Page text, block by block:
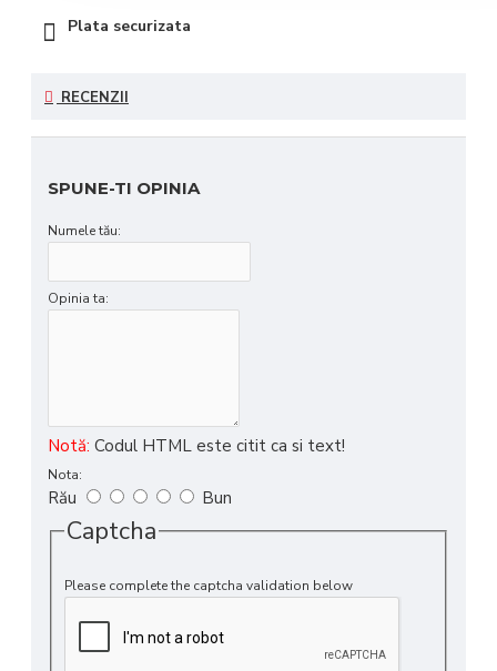
Plata securizata
RECENZII
SPUNE-TI OPINIA
Numele tău:
Opinia ta:
Notă: Codul HTML este citit ca si text!
Nota:
Rău Bun
Captcha
Please complete the captcha validation below